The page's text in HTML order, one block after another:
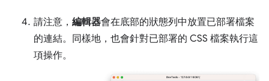
請注意， 編輯器會在底部的狀態列中放置已部署檔案
的連結。同樣地，也會針對已部署的 CSS 檔案執行這
項操作。